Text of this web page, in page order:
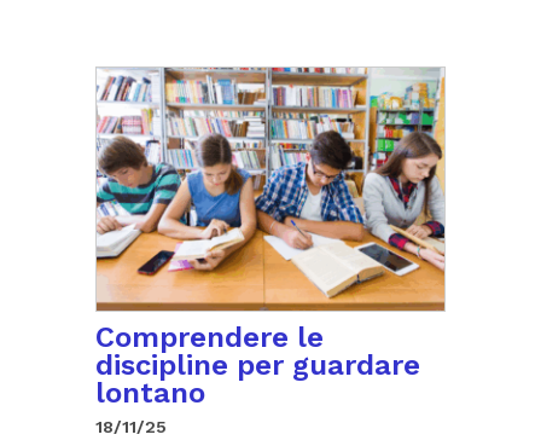
Comprendere le
discipline per guardare
lontano
18/11/25